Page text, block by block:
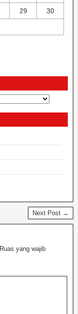
29 30
Next Post →
Ruas yang wajib